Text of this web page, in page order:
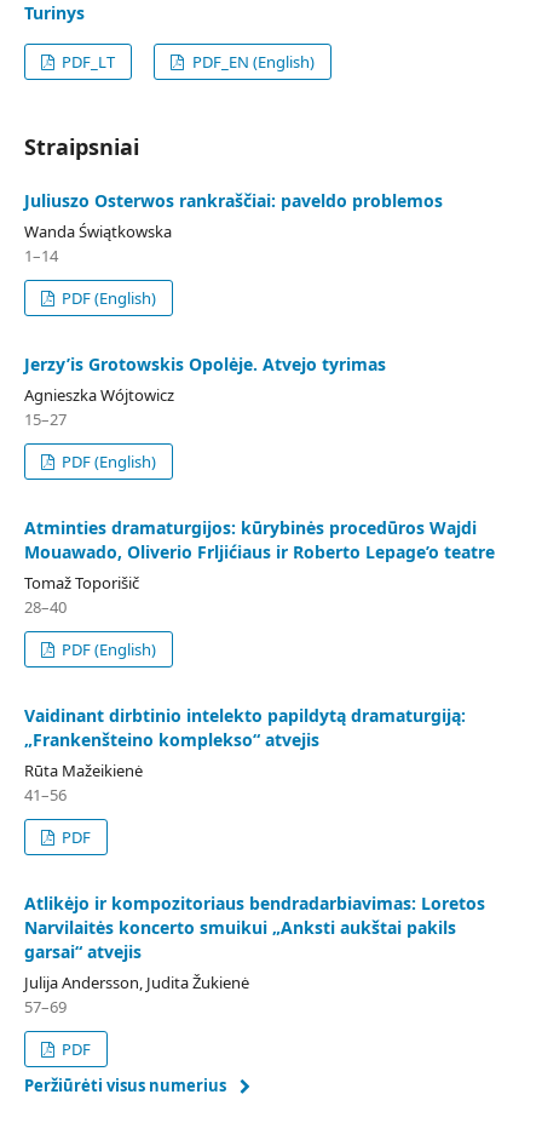
Turinys
PDF_LT PDF_EN (English)
Straipsniai
Juliuszo Osterwos rankraščiai: paveldo problemos
Wanda Świątkowska
1–14
PDF (English)
Jerzy’is Grotowskis Opolėje. Atvejo tyrimas
Agnieszka Wójtowicz
15–27
PDF (English)
Atminties dramaturgijos: kūrybinės procedūros Wajdi
Mouawado, Oliverio Frljićiaus ir Roberto Lepage’o teatre
Tomaž Toporišič
28–40
PDF (English)
Vaidinant dirbtinio intelekto papildytą dramaturgiją:
„Frankenšteino komplekso“ atvejis
Rūta Mažeikienė
41–56
PDF
Atlikėjo ir kompozitoriaus bendradarbiavimas: Loretos
Narvilaitės koncerto smuikui „Anksti aukštai pakils
garsai“ atvejis
Julija Andersson, Judita Žukienė
57–69
PDF
Peržiūrėti visus numerius